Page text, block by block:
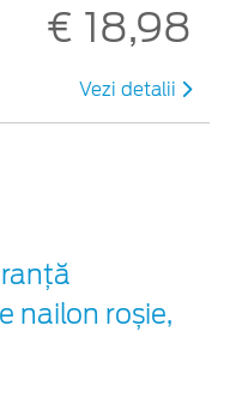
€ 18,98
Vezi detalii
nailon roșie,